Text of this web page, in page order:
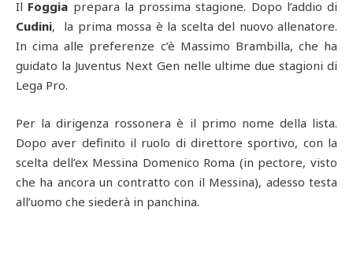
Il Foggia prepara la prossima stagione. Dopo l’addio di
Cudini, la prima mossa è la scelta del nuovo allenatore.
In cima alle preferenze c’è Massimo Brambilla, che ha
guidato la Juventus Next Gen nelle ultime due stagioni di
Lega Pro.
Per la dirigenza rossonera è il primo nome della lista.
Dopo aver definito il ruolo di direttore sportivo, con la
scelta dell’ex Messina Domenico Roma (in pectore, visto
che ha ancora un contratto con il Messina), adesso testa
all’uomo che siederà in panchina.